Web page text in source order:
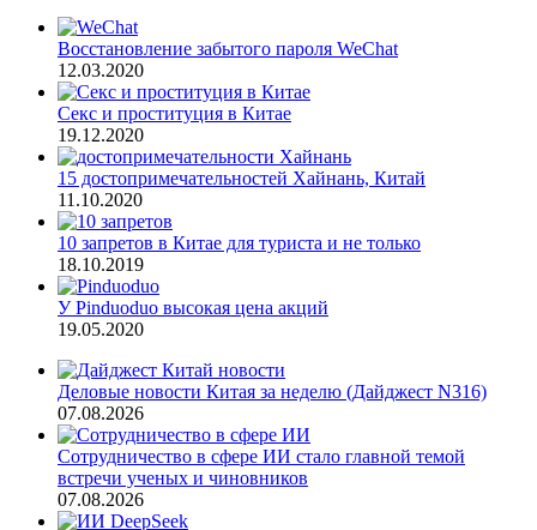
Восстановление забытого пароля WeChat
12.03.2020
Секс и проституция в Китае
19.12.2020
15 достопримечательностей Хайнань, Китай
11.10.2020
10 запретов в Китае для туриста и не только
18.10.2019
У Pinduoduo высокая цена акций
19.05.2020
Деловые новости Китая за неделю (Дайджест N316)
07.08.2026
Сотрудничество в сфере ИИ стало главной темой
встречи ученых и чиновников
07.08.2026